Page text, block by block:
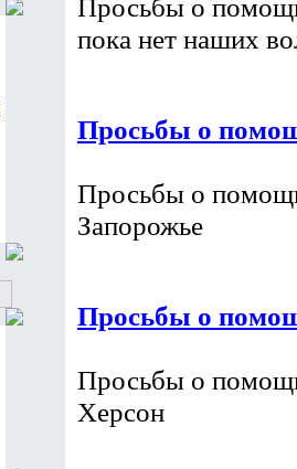
Просьбы о
пока нет наших
Просьбы о
Просьбы о
Запорожье
Просьбы о
Просьбы о
Херсон